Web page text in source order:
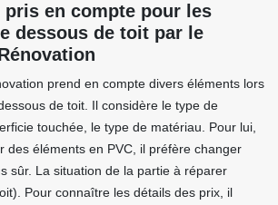
pris en compte pour les
dessous de toit par le
prend en compte divers éléments lors
de toit. Il considère le type de
touchée, le type de matériau. Pour lui,
des éléments en PVC, il préfère changer
sûr. La situation de la partie à réparer
Pour connaître les détails des prix, il